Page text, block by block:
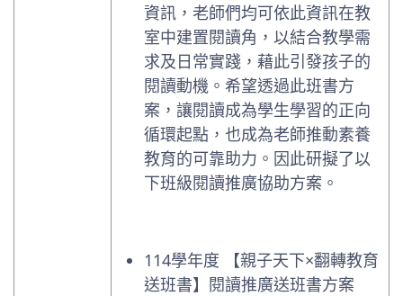
資訊，老師們均可依此資訊在教
室中建置閱讀角，以結合教學需
求及日常實踐，藉此引發孩子的
閱讀動機。希望透過此班書方
案，讓閱讀成為學生學習的正向
循環起點，也成為老師推動素養
教育的可靠助力。因此研擬了以
下班級閱讀推廣協助方案。
114學年度 【親子天下×翻轉教育
送班書】閱讀推廣送班書方案